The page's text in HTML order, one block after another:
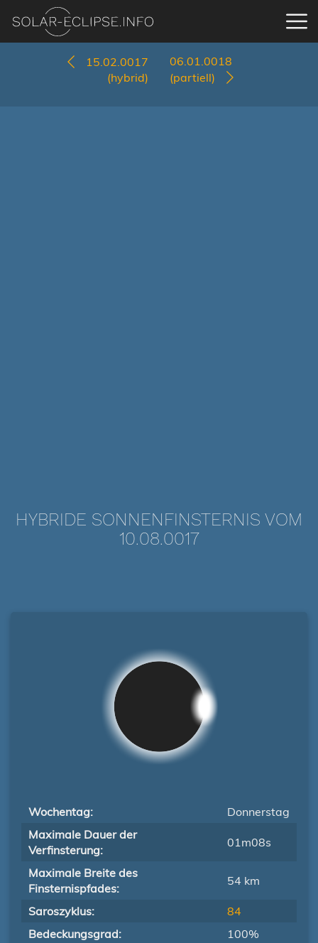
15.02.0017
(hybrid)
06.01.0018
(partiell)
HYBRIDE SONNENFINSTERNIS VOM
10.08.0017
Wochentag:
Donnerstag
Maximale Dauer der
Verfinsterung:
01m08s
Maximale Breite des
Finsternispfades:
54 km
Saroszyklus:
84
Bedeckungsgrad:
100%